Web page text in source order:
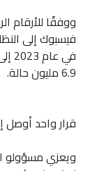
ووفقًا للأرقام
6.9 مليون حالة.
قرار واحد أوصل
ويعزي مسؤولو